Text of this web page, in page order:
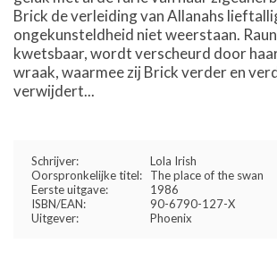
Brick de verleiding van Allanahs
ongekunsteldheid niet weerstaan.
kwetsbaar, wordt verscheurd door
wraak, waarmee zij Brick verder en
verwijdert...
Schrijver:
Lola Irish
Oorspronkelijke titel:
The place of the swan
Eerste uitgave:
1986
ISBN/EAN:
90-6790-127-X
Uitgever:
Phoenix